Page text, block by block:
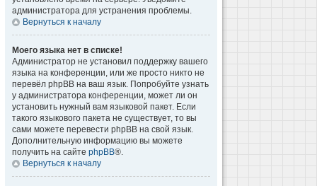
администратора для устранения проблемы.
Вернуться к началу
Моего языка нет в списке!
Администратор не установил поддержку вашего
языка на конференции, или же просто никто не
перевёл phpBB на ваш язык. Попробуйте узнать
у администратора конференции, может ли он
установить нужный вам языковой пакет. Если
такого языкового пакета не существует, то вы
сами можете перевести phpBB на свой язык.
Дополнительную информацию вы можете
получить на сайте phpBB®.
Вернуться к началу